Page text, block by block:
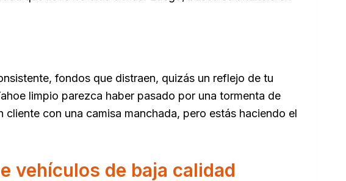
fondos que distraen, quizás un reflejo de tu
limpio parezca haber pasado por una tormenta de
con una camisa manchada, pero estás haciendo el
vehículos de baja calidad